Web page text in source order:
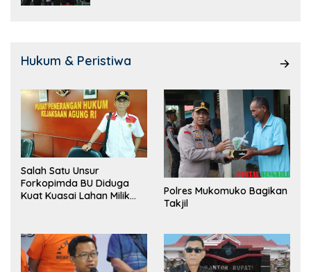
Hukum & Peristiwa
Salah Satu Unsur
Forkopimda BU Diduga
Kuat Kuasai Lahan Milik
Polres Mukomuko Bagikan
Takjil